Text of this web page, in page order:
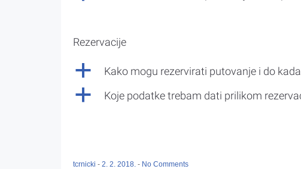
Rezervacije
a Kako mogu rezervirati putovanje i do
a Koje podatke trebam dati prilikom
tcrnicki - 2. 2. 2018. - No Comments